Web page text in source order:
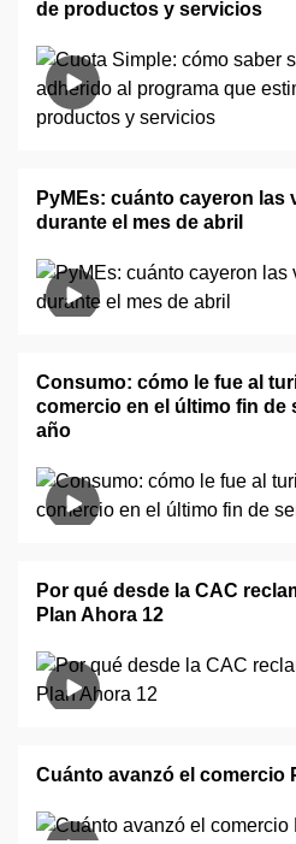
de productos y servicios
PyMEs: cuánto cayeron las
durante el mes de abril
Consumo: cómo le fue al
comercio en el último fin de
año
Por qué desde la CAC
Plan Ahora 12
Cuánto avanzó el comercio